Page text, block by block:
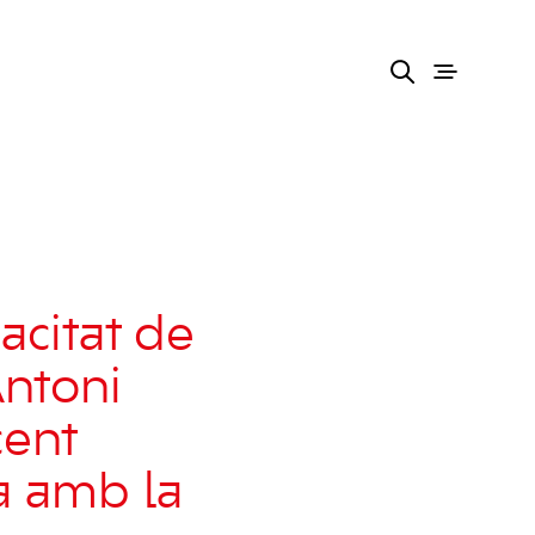
de
amb la